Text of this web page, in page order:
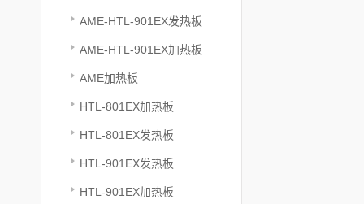
AME-HTL-901EX发热板
AME-HTL-901EX加热板
AME加热板
HTL-801EX加热板
HTL-801EX发热板
HTL-901EX发热板
HTL-901EX加热板